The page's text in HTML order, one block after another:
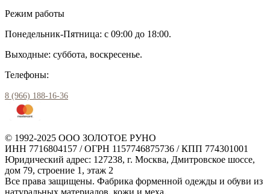
Режим работы
Понедельник-Пятница: с 09:00 до 18:00.
Выходные: суббота, воскресенье.
Телефоны:
8 (966) 188-16-36
© 1992-2025 ООО ЗОЛОТОЕ РУНО
ИНН 7716804157 / ОГРН 1157746875736 / КПП 774301001
Юридический адрес: 127238, г. Москва, Дмитровское шоссе,
дом 79, строение 1, этаж 2
Все права защищены. Фабрика форменной одежды и обуви из
натуральных материалов, кожи и меха.